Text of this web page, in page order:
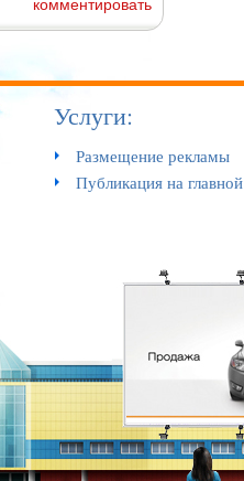
комментировать
Услуги:
Размещение рекламы
Публикация на главной